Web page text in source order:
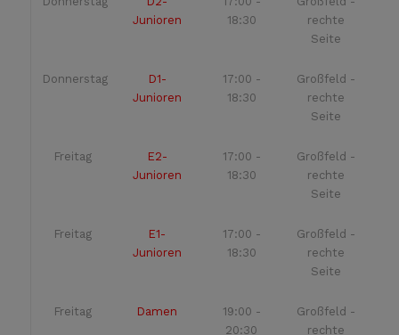
Junioren
18:30
rechte
Seite
Donnerstag
D1-
Junioren
17:00 -
18:30
Großfeld -
rechte
Seite
Freitag
E2-
Junioren
17:00 -
18:30
Großfeld -
rechte
Seite
Freitag
E1-
Junioren
17:00 -
18:30
Großfeld -
rechte
Seite
Freitag Damen
19:00 -
20:30
Großfeld -
rechte